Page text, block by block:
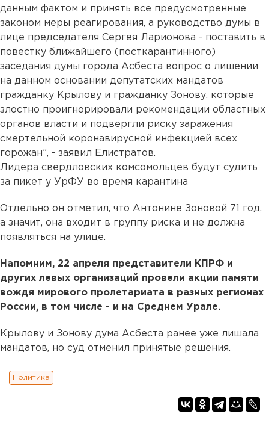
данным фактом и принять все предусмотренные
законом меры реагирования, а руководство думы в
лице председателя Сергея Ларионова - поставить в
повестку ближайшего (посткарантинного)
заседания думы города Асбеста вопрос о лишении
на данном основании депутатских мандатов
гражданку Крылову и гражданку Зонову, которые
злостно проигнорировали рекомендации областных
органов власти и подвергли риску заражения
смертельной коронавирусной инфекцией всех
горожан”, - заявил Елистратов.
Лидера свердловских комсомольцев будут судить
за пикет у УрФУ во время карантина
Отдельно он отметил, что Антонине Зоновой 71 год,
а значит, она входит в группу риска и не должна
появляться на улице.
Напомним, 22 апреля представители КПРФ и
других левых организаций провели акции памяти
вождя мирового пролетариата в разных регионах
России, в том числе - и на Среднем Урале.
Крылову и Зонову дума Асбеста ранее уже лишала
мандатов, но суд отменил принятые решения.
Политика